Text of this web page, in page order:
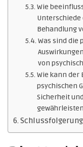
Wie
Unterschiede
Behandlung
Was sind
von
Wie kann der
psychischen
Sicherheit
Schlussfolgerung